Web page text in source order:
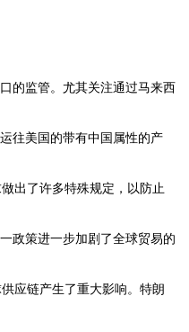
的监管。尤其关注通过马来西
往美国的带有中国属性的产
出了许多特殊规定，以防止
政策进一步加剧了全球贸易的
应链产生了重大影响。特朗